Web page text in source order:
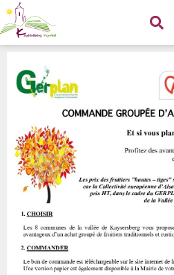
Panneau de gestion des cookies